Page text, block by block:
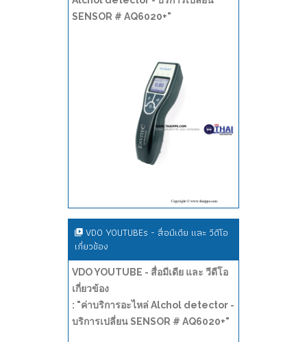
SENSOR # AQ6020+"
VDO YOUTUBEs - สื่อมีเดีย และ วีดีโอ
เกี่ยวข้อง
VDO YOUTUBE - สื่อมีเดีย และ วีดีโอ
เกี่ยวข้อง
: "ค่าบริการอะไหล่ Alchol detector -
บริการเปลี่ยน SENSOR # AQ6020+"